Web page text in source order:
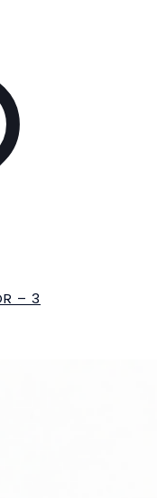
– 3